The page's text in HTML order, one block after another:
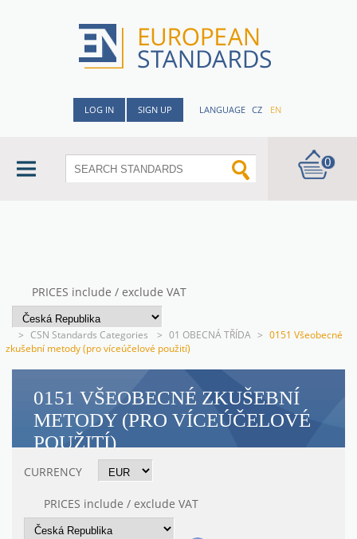
LOG IN SIGN UP LANGUAGE CZ EN
0
PRICES include / exclude VAT
> CSN Standards Categories > 01 OBECNÁ TŘÍDA > 0151 Všeobecné
zkušební metody (pro víceúčelové použití)
0151 VŠEOBECNÉ ZKUŠEBNÍ
METODY (PRO VÍCEÚČELOVÉ
POUŽITÍ)
CURRENCY
PRICES include / exclude VAT